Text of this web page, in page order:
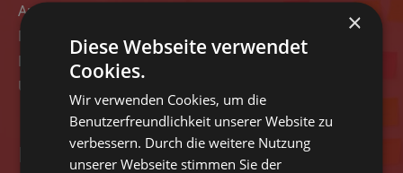
Angebot
Modelle
Datenschutz-Bestimmungen
Unsere Projekte
Kontaktiere uns
×
Diese Webseite verwendet
Cookies.
Wir verwenden Cookies, um die
Benutzerfreundlichkeit unserer Website zu
verbessern. Durch die weitere Nutzung
unserer Webseite stimmen Sie der